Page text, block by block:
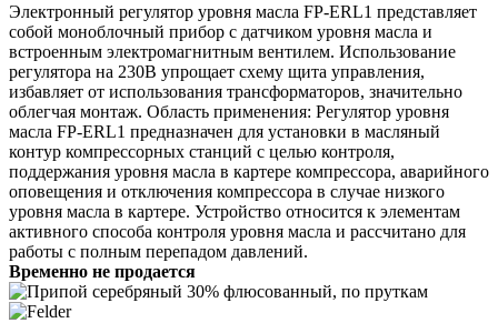
Электронный регулятор уровня масла FP-ERL1 представляет
собой моноблочный прибор с датчиком уровня масла и
встроенным электромагнитным вентилем. Использование
регулятора на 230В упрощает схему щита управления,
избавляет от использования трансформаторов, значительно
облегчая монтаж. Область применения: Регулятор уровня
масла FP-ERL1 предназначен для установки в масляный
контур компрессорных станций с целью контроля,
поддержания уровня масла в картере компрессора, аварийного
оповещения и отключения компрессора в случае низкого
уровня масла в картере. Устройство относится к элементам
активного способа контроля уровня масла и рассчитано для
работы с полным перепадом давлений.
Временно не продается